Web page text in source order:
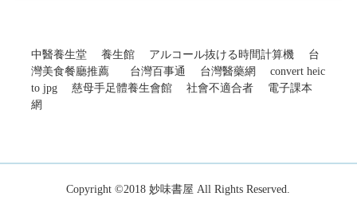
中醫養生堂 養生館 アルコール抜ける時間計算機
台
灣美食餐廳推薦
台灣百事通 台灣醫藥網
convert heic
to jpg
慈母手足體養生會館 社會不適合者
電子課本
網
Copyright ©2018妙味書屋 All Rights Reserved.